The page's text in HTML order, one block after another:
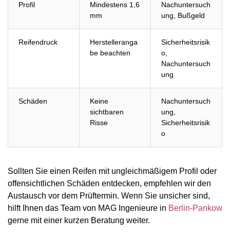
Profil
Mindestens 1,6
mm
Nachuntersuch
ung, Bußgeld
Reifendruck
Herstelleranga
be beachten
Sicherheitsrisik
o,
Nachuntersuch
ung
Schäden
Keine
sichtbaren
Risse
Nachuntersuch
ung,
Sicherheitsrisik
o
Sollten Sie einen Reifen mit ungleichmäßigem Profil oder
offensichtlichen Schäden entdecken, empfehlen wir den
Austausch vor dem Prüftermin. Wenn Sie unsicher sind,
hilft Ihnen das Team von MAG Ingenieure in Berlin-Pankow
gerne mit einer kurzen Beratung weiter.